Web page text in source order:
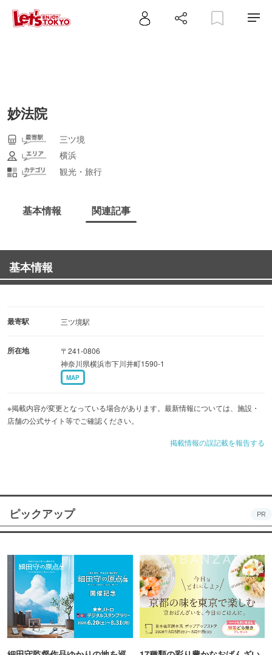
妙法院
三ツ境
横浜
観光・旅行
基本情報 関連記事
基本情報
最寄駅 三ツ境駅
所在地
〒241-0806
神奈川県横浜市下川井町1590-1
MAP
※掲載内容が変更となっている場合があります。最新情報については、施設・
店舗の公式サイト等でご確認ください。
掲載情報の誤記載を報告する
ピックアップ PR